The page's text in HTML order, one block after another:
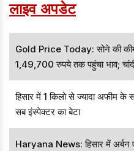
बताए जा रहे हैं।
लाइव अपडेट
Gold Price Today: सोने की
1,49,700 रुपये तक पहुंचा भाव;
हिसार में 1 किलो से ज्यादा अफीम के
सब इंस्पेक्टर का बेटा
Haryana News: हिसार में अर्बन